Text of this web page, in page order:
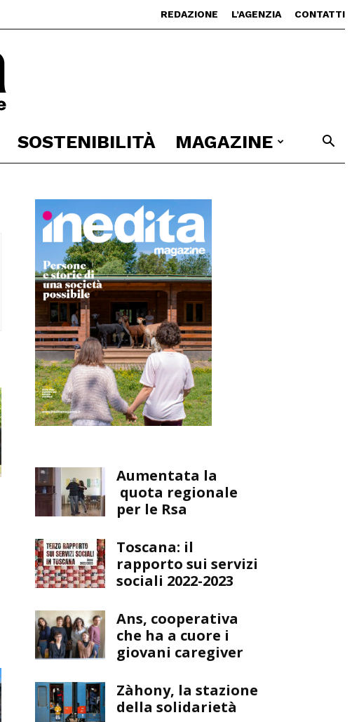
REDAZIONE L’AGENZIA CONTATTI
SOSTENIBILITÀ MAGAZINE
Aumentata la
quota regionale
per le Rsa
Toscana: il
rapporto sui servizi
sociali 2022-2023
Ans, cooperativa
che ha a cuore i
giovani caregiver
Zàhony, la stazione
della solidarietà